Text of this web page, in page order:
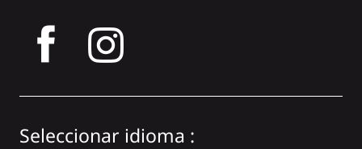
Seleccionar idioma :